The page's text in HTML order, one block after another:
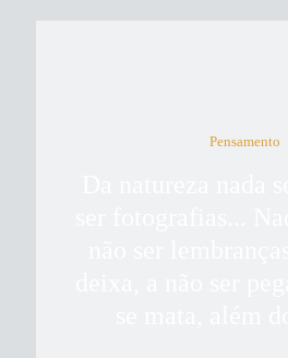
Pensamento